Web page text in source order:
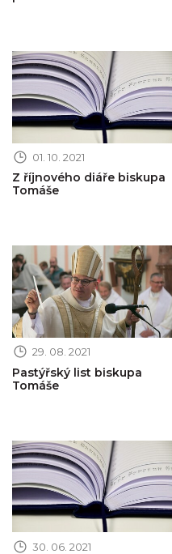
Obrázek novinky
01. 10. 2021
Z říjnového diáře biskupa
Tomáše
Obrázek novinky
29. 08. 2021
Pastýřský list biskupa
Tomáše
Obrázek novinky
30. 06. 2021